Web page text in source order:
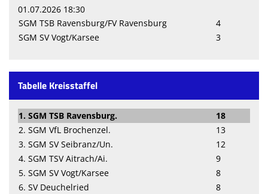
01.07.2026 18:30
SGM TSB Ravensburg/FV Ravensburg
4
SGM SV Vogt/Karsee
3
Tabelle Kreisstaffel
1. SGM TSB Ravensburg.
18
2. SGM VfL Brochenzel.
13
3. SGM SV Seibranz/Un.
12
4. SGM TSV Aitrach/Ai.
9
5. SGM SV Vogt/Karsee
8
6. SV Deuchelried
8